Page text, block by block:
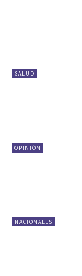
SALUD
OPINIÓN
NACIONALES